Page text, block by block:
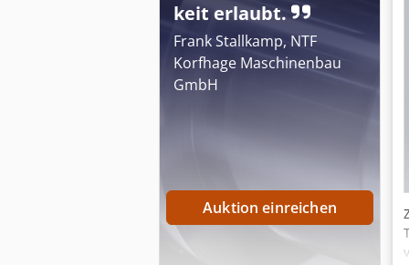
keit erlaubt.
Frank Stallkamp, NTF
Korfhage Maschinenbau
GmbH
Auktion einreichen